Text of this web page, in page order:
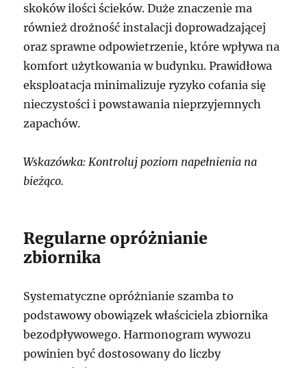
skoków ilości ścieków. Duże znaczenie ma
również drożność instalacji doprowadzającej
oraz sprawne odpowietrzenie, które wpływa na
komfort użytkowania w budynku. Prawidłowa
eksploatacja minimalizuje ryzyko cofania się
nieczystości i powstawania nieprzyjemnych
zapachów.
Wskazówka: Kontroluj poziom napełnienia na
bieżąco.
Regularne opróżnianie
zbiornika
Systematyczne opróżnianie szamba to
podstawowy obowiązek właściciela zbiornika
bezodpływowego. Harmonogram wywozu
powinien być dostosowany do liczby